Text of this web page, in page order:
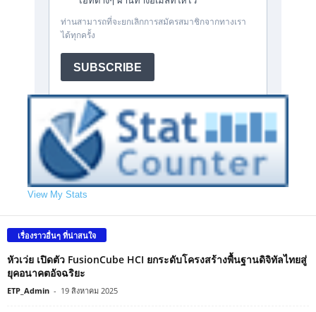
View My Stats
เรื่องราวอื่นๆ ที่น่าสนใจ
หัวเว่ย เปิดตัว FusionCube HCI ยกระดับโครงสร้างพื้นฐานดิจิทัลไทยสู่
ยุคอนาคตอัจฉริยะ
ETP_Admin - 19 สิงหาคม 2025